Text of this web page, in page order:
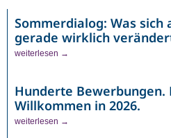
Sommerdialog: Was
gerade wirklich
weiterlesen →
Hunderte Bewerbungen.
Willkommen in 2026.
weiterlesen →